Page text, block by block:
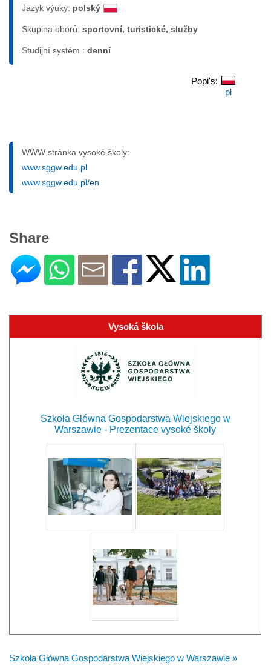
Jazyk výuky: polský
Skupina oborů: sportovní, turistické, služby
Studijní systém : denní
Popi's:
pl
WWW stránka vysoké školy:
www.sggw.edu.pl
www.sggw.edu.pl/en
Share
Vysoká škola
Szkoła Główna Gospodarstwa Wiejskiego w
Warszawie - Prezentace vysoké školy
Szkoła Główna Gospodarstwa Wiejskiego w Warszawie »